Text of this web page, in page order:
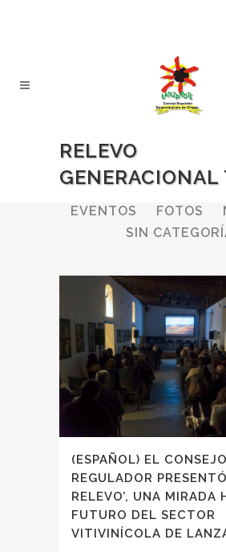
RELEVO
GENERACIONAL
ALL BODEGAS
EVENTOS
FOTOS
SIN
(ESPAÑOL) EL CONSEJO
REGULADOR
RELEVO’, UNA MIRADA
FUTURO DEL SECTOR
VITIVINÍCOLA DE